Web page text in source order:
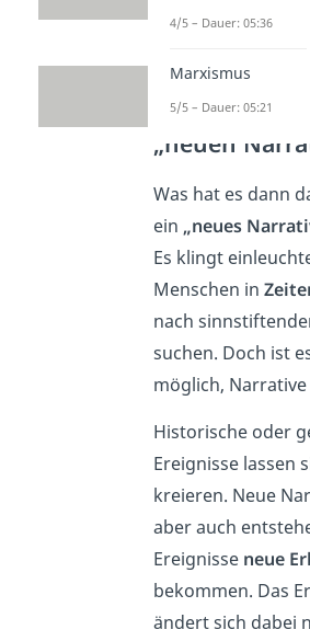
Forderung
„neuen
Was hat es dann
ein „neues
Es klingt
Menschen in
nach
suchen. Doch ist
möglich,
Historische oder
Ereignisse lassen
kreieren. Neue
aber auch
Ereignisse neue
bekommen. Das
ändert sich dabei
4/5 – Dauer: 05:36
Marxismus
5/5 – Dauer: 05:21